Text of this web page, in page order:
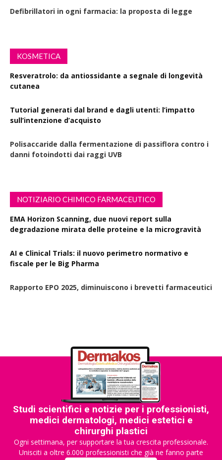
Defibrillatori in ogni farmacia: la proposta di legge
KOSMETICA
Resveratrolo: da antiossidante a segnale di longevità
cutanea
Tutorial generati dal brand e dagli utenti: l’impatto
sull’intenzione d’acquisto
Polisaccaride dalla fermentazione di passiflora contro i
danni fotoindotti dai raggi UVB
NOTIZIARIO CHIMICO FARMACEUTICO
EMA Horizon Scanning, due nuovi report sulla
degradazione mirata delle proteine e la microgravità
AI e Clinical Trials: il nuovo perimetro normativo e
fiscale per le Big Pharma
Rapporto EPO 2025, diminuiscono i brevetti farmaceutici
Studi scientifici e notizie per i professionisti,
medici dermatologi, medici estetici e
chirurghi plastici
Ogni settimana, per supportare la tua crescita professionale.
Unisciti a oltre 6.000 professionisti che già ne fanno parte